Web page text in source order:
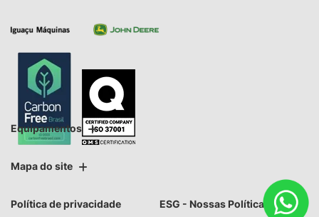
Equipamentos
Mapa do site
Política de privacidade ESG - Nossas Políticas